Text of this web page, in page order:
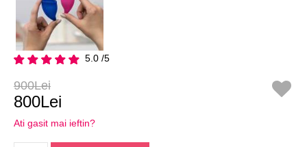
5.0 /5
900Lei
800Lei
Ati gasit mai ieftin?